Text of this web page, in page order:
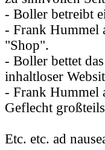
- Boller betreibt
- Frank Hummel
"Shop".
- Boller bettet
inhaltloser
- Frank Hummel
Geflecht
Etc. etc. ad